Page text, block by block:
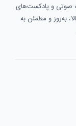
صوتی و پادکست‌های
به‌روز و مطمئن به